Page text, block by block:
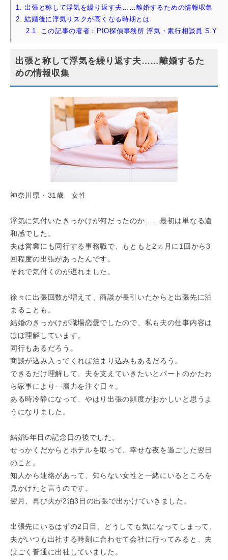
1. 出張と称して浮気を繰り返す夫……離婚するための情報収集
2. 結婚後に浮気リスクが高くなる時期とは
2.1. この記事の著者：PIO探偵事務所 浮気・素行相談員 S.Y
出張と称して浮気を繰り返す夫……離婚するた
めの情報収集
神奈川県・31歳 女性
浮気に気付いたきっかけが何だったのか……最初は単なる違
和感でした。
夫は営業にも同行する事務職で、もともと2ヵ月に1回から3
回程度の出張があったんです。
それで気付くのが遅れました。
徐々に出張回数が増えて、商談が長引いたからと出張先に泊
まることも。
結婚のきっかけが職場恋愛でしたので、私も夫の仕事内容は
ほぼ理解しています。
同行もあるだろう。
商談が込み入ってくれば泊まり込みもあるだろう。
できるだけ理解して、夫を支えていきたいとパートのかたわ
ら家事により一層力を注ぐ日々。
ある時冷静になって、やはり出張の頻度がおかしいと思うよ
うになりました。
結婚5年目の記念日の後でした。
せっかくだからとホテルを取って、幸せな夜を過ごした翌日
のこと。
知人から連絡があって、知らない女性と一緒にいるところを
見かけたと言うのです。
翌月、再び夫が2泊3日の出張で出かけていきました。
出張先にいるはずの2日目、どうしても気になってしまって、
夫がいつも出社する時刻に合わせて会社に行ってみると、夫
はごく普通に出社していました。